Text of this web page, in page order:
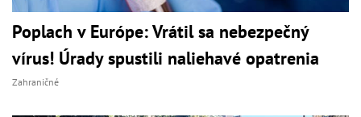
Poplach v Európe: Vrátil sa nebezpečný
vírus! Úrady spustili naliehavé opatrenia
Zahraničné